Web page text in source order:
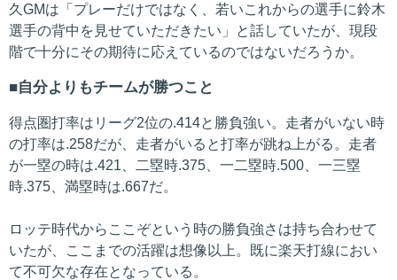
久GMは「プレーだけではなく、若いこれからの選手に鈴木
選手の背中を見せていただきたい」と話していたが、現段
階で十分にその期待に応えているのではないだろうか。
自分よりもチームが勝つこと
得点圏打率はリーグ2位の.414と勝負強い。走者がいない時
の打率は.258だが、走者がいると打率が跳ね上がる。走者
が一塁の時は.421、二塁時.375、一二塁時.500、一三塁
時.375、満塁時は.667だ。
ロッテ時代からここぞという時の勝負強さは持ち合わせて
いたが、ここまでの活躍は想像以上。既に楽天打線におい
て不可欠な存在となっている。